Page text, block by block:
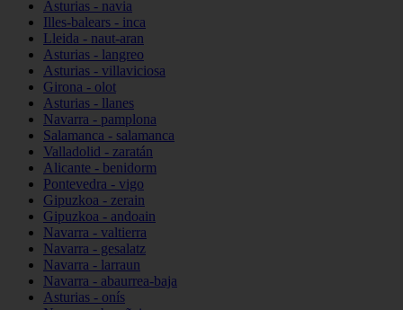
Asturias - navia
Illes-balears - inca
Lleida - naut-aran
Asturias - langreo
Asturias - villaviciosa
Girona - olot
Asturias - llanes
Navarra - pamplona
Salamanca - salamanca
Valladolid - zaratán
Alicante - benidorm
Pontevedra - vigo
Gipuzkoa - zerain
Gipuzkoa - andoain
Navarra - valtierra
Navarra - gesalatz
Navarra - larraun
Navarra - abaurrea-baja
Asturias - onís